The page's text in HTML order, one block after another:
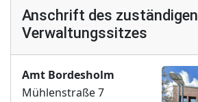
Anschrift des zuständigen
Verwaltungssitzes
Amt Bordesholm
Mühlenstraße 7